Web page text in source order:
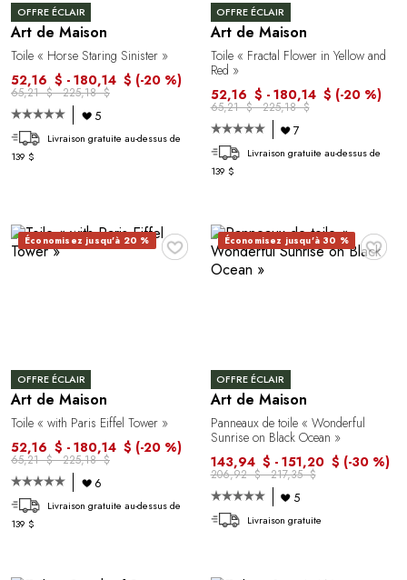
OFFRE ÉCLAIR
Art de Maison
Toile « Horse Staring Sinister »
52,16 $ - 180,14 $ (-20 %)
65,21 $ - 225,18 $
5
Livraison gratuite au-dessus de
139 $
OFFRE ÉCLAIR
Art de Maison
Toile « Fractal Flower in Yellow and
Red »
52,16 $ - 180,14 $ (-20 %)
65,21 $ - 225,18 $
7
Livraison gratuite au-dessus de
139 $
♥
Économisez jusqu'à 20 %
OFFRE ÉCLAIR
Art de Maison
Toile « with Paris Eiffel Tower »
52,16 $ - 180,14 $ (-20 %)
65,21 $ - 225,18 $
6
Livraison gratuite au-dessus de
139 $
♥
Économisez jusqu'à 30 %
OFFRE ÉCLAIR
Art de Maison
Panneaux de toile « Wonderful
Sunrise on Black Ocean »
143,94 $ - 151,20 $ (-30 %)
206,92 $ - 217,35 $
5
Livraison gratuite